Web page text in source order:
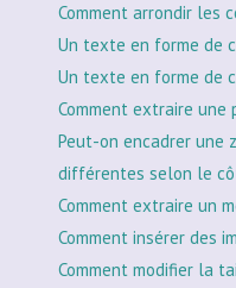
Comment arrondir les
Un texte en forme de
Un texte en forme de
Comment extraire une
Peut-on encadrer une
différentes selon le
Comment extraire un
Comment insérer des
Comment modifier la